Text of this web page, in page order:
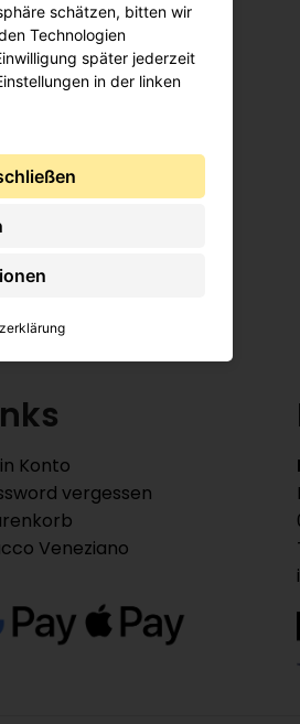
Konto
vergessen
Veneziano
schätzen, bitten wir
Technologien
später jederzeit
in der linken